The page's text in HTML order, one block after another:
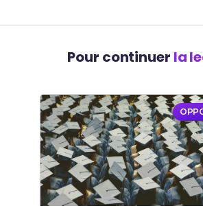
Pour continuer la